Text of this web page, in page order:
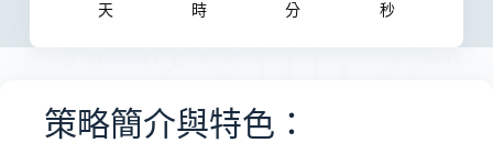
天 時 分 秒
策略簡介與特色：